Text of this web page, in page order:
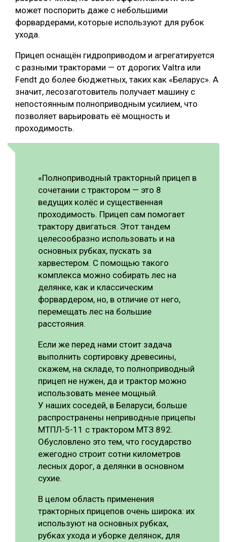
может поспорить даже с небольшими
форвардерами, которые используют для рубок
ухода.
Прицеп оснащён гидроприводом и агрегатируется
с разными тракторами — от дорогих Valtra или
Fendt до более бюджетных, таких как «Беларус». А
значит, лесозаготовитель получает машину с
непостоянным полноприводным усилием, что
позволяет варьировать её мощность и
проходимость.
«Полноприводный тракторный прицеп в
сочетании с трактором — это 8
ведущих колёс и существенная
проходимость. Прицеп сам помогает
трактору двигаться. Этот тандем
целесообразно использовать и на
основных рубках, пускать за
харвестером. С помощью такого
комплекса можно собирать лес на
делянке, как и классическим
форвардером, но, в отличие от него,
перемещать лес на большие
расстояния.
Если же перед нами стоит задача
выполнить сортировку древесины,
скажем, на складе, то полноприводный
прицеп не нужен, да и трактор можно
использовать менее мощный.
У наших соседей, в Беларуси, больше
распространены неприводные прицепы
МТПЛ-5-11 с трактором МТЗ 892.
Обусловлено это тем, что государство
ежегодно строит сотни километров
лесных дорог, а делянки в основном
сухие.
В целом область применения
тракторных прицепов очень широка: их
используют на основных рубках,
рубках ухода и уборке делянок, для